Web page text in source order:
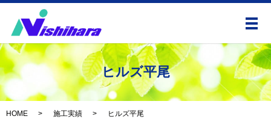
メ
ヒルズ平尾
HOME 施工実績 ヒルズ平尾